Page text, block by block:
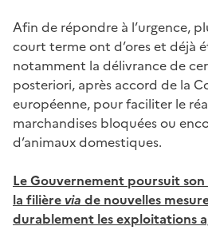
Afin de répondre à l’urgence,
court terme ont d’ores et déjà
notamment la délivrance de
posteriori, après accord de la
européenne, pour faciliter le
marchandises bloquées ou
d’animaux domestiques.
Le Gouvernement poursuit
la filièrevia de nouvelles
durablement les exploitations